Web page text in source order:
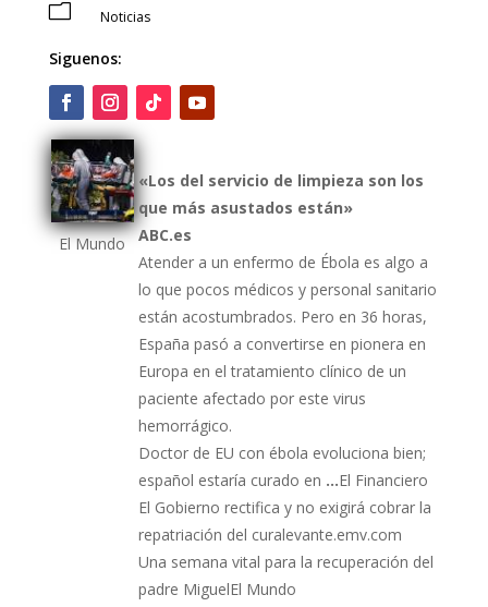
m Noticias
Siguenos:
El Mundo
«Los del servicio de limpieza son los
que más asustados están»
ABC.es
Atender a un enfermo de Ébola es algo a
lo que pocos médicos y personal sanitario
están acostumbrados. Pero en 36 horas,
España pasó a convertirse en pionera en
Europa en el tratamiento clínico de un
paciente afectado por este virus
hemorrágico.
Doctor de EU con ébola evoluciona bien;
español estaría curado en …El Financiero
El Gobierno rectifica y no exigirá cobrar la
repatriación del curalevante.emv.com
Una semana vital para la recuperación del
padre MiguelEl Mundo